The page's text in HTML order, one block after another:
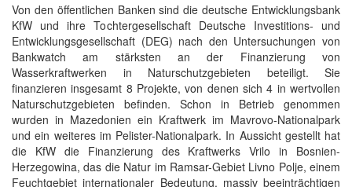
Von den öffentlichen Banken sind die deutsche Entwicklungsbank
KfW und ihre Tochtergesellschaft Deutsche Investitions- und
Entwicklungsgesellschaft (DEG) nach den Untersuchungen von
Bankwatch am stärksten an der Finanzierung von
Wasserkraftwerken in Naturschutzgebieten beteiligt. Sie
finanzieren insgesamt 8 Projekte, von denen sich 4 in wertvollen
Naturschutzgebieten befinden. Schon in Betrieb genommen
wurden in Mazedonien ein Kraftwerk im Mavrovo-Nationalpark
und ein weiteres im Pelister-Nationalpark. In Aussicht gestellt hat
die KfW die Finanzierung des Kraftwerks Vrilo in Bosnien-
Herzegowina, das die Natur im Ramsar-Gebiet Livno Polje, einem
Feuchtgebiet internationaler Bedeutung, massiv beeinträchtigen